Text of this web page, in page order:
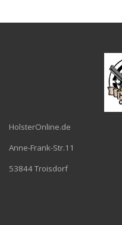
HolsterOnline.de
Anne-Frank-Str.11
53844 Troisdorf